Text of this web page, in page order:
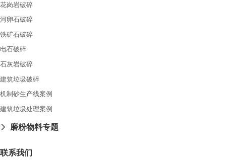
花岗岩破碎
河卵石破碎
铁矿石破碎
电石破碎
石灰岩破碎
建筑垃圾破碎
机制砂生产线案例
建筑垃圾处理案例
磨粉物料专题
联系我们